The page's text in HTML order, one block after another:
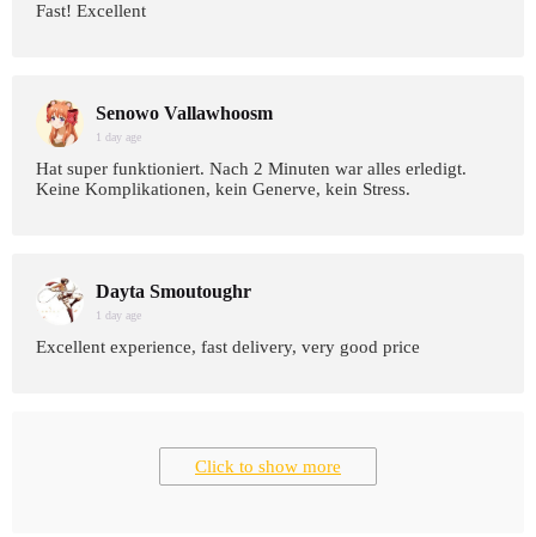
Fast! Excellent
Senowo Vallawhoosm
1 day age
Hat super funktioniert. Nach 2 Minuten war alles erledigt.
Keine Komplikationen, kein Generve, kein Stress.
Dayta Smoutoughr
1 day age
Excellent experience, fast delivery, very good price
Click to show more